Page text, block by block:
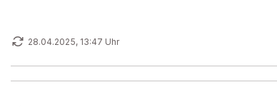
28.04.2025, 13:47 Uhr